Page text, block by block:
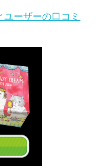
ーザーの口コミ